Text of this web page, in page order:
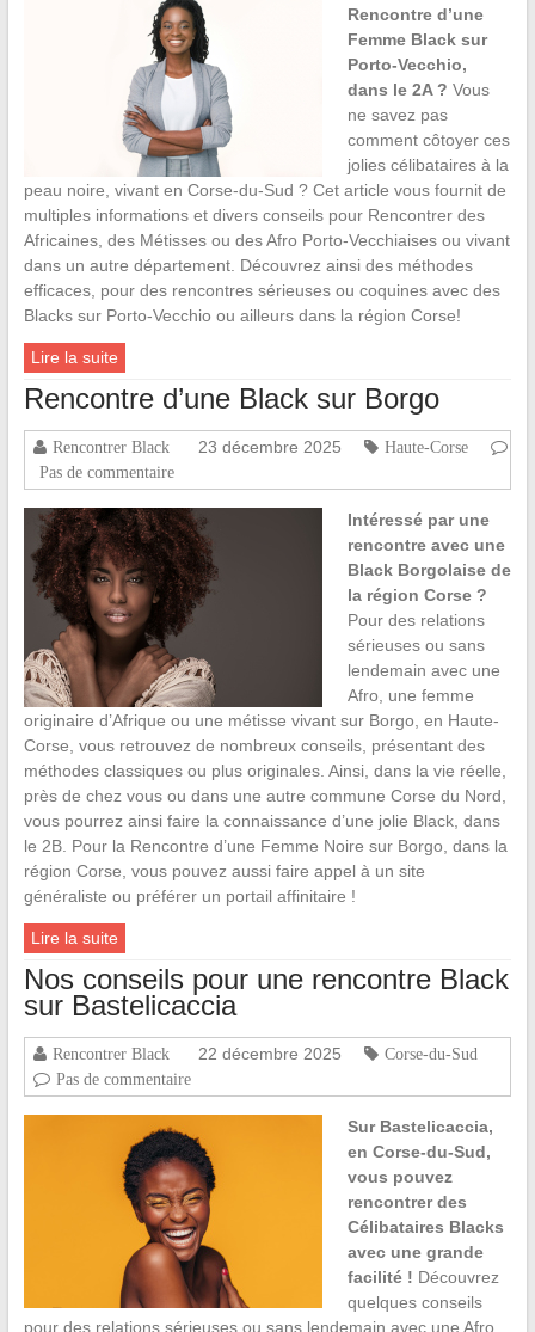
Rencontre d’une
Femme Black sur
Porto-Vecchio,
dans le 2A ? Vous
ne savez pas
comment côtoyer ces
jolies célibataires à la
peau noire, vivant en Corse-du-Sud ? Cet article vous fournit de
multiples informations et divers conseils pour Rencontrer des
Africaines, des Métisses ou des Afro Porto-Vecchiaises ou vivant
dans un autre département. Découvrez ainsi des méthodes
efficaces, pour des rencontres sérieuses ou coquines avec des
Blacks sur Porto-Vecchio ou ailleurs dans la région Corse!
Lire la suite
Rencontre d’une Black sur Borgo
Rencontrer Black 23 décembre 2025
Haute-Corse
Pas de commentaire
Intéressé par une
rencontre avec une
Black Borgolaise de
la région Corse ?
Pour des relations
sérieuses ou sans
lendemain avec une
Afro, une femme
originaire d’Afrique ou une métisse vivant sur Borgo, en Haute-
Corse, vous retrouvez de nombreux conseils, présentant des
méthodes classiques ou plus originales. Ainsi, dans la vie réelle,
près de chez vous ou dans une autre commune Corse du Nord,
vous pourrez ainsi faire la connaissance d’une jolie Black, dans
le 2B. Pour la Rencontre d’une Femme Noire sur Borgo, dans la
région Corse, vous pouvez aussi faire appel à un site
généraliste ou préférer un portail affinitaire !
Lire la suite
Nos conseils pour une rencontre Black
sur Bastelicaccia
Rencontrer Black 22 décembre 2025
Corse-du-Sud
Pas de commentaire
Sur Bastelicaccia,
en Corse-du-Sud,
vous pouvez
rencontrer des
Célibataires Blacks
avec une grande
facilité ! Découvrez
quelques conseils
pour des relations sérieuses ou sans lendemain avec une Afro,